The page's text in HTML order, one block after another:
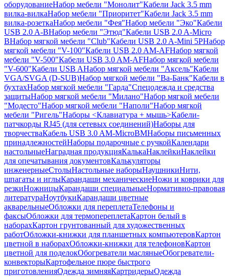
оборудованиеНабор мебели "Монолит"Кабели Jack 3.5 mm
вилка-вилкаНабор мебели "Приоритет"Кабели Jack 3.5 mm
вилка-розеткаНабор мебели "Фея"Набор мебели "Эко"Кабели
USB 2.0 A-BНабор мебели "Этюд"Кабели USB 2.0 A-Micro
BНабор мягкой мебели "Club"Кабели USB 2.0 A-Mini 5PНабор
мягкой мебели "V-100"Кабели USB 2.0 AM-AFНабор мягкой
мебели "V-500"Кабели USB 3.0 AM-AFНабор мягкой мебели
"V-600"Кабели USB AНабор мягкой мебели "Аксель"Кабели
VGA/SVGA (D-SUB)Набор мягкой мебели "Ва-Банк"Кабели в
бухтахНабор мягкой мебели "Гарда"Спецодежда и средства
защитыНабор мягкой мебели "Милано"Набор мягкой мебели
"Модесто"Набор мягкой мебели "Наполи"Набор мягкой
мебели "Ригель"Наборы <Клавиатура + мышь>Кабели-
патчкорды RJ45 (для сетевых соединений)Наборы для
творчестваКабель USB 3.0 AM-MicroBMНаборы письменных
принадлежностейНаборы подарочные с ручкойКалендари
настольныеНаградная продукцияКалькаНаклейкиНаклейки
для опечатывания документовКалькуляторы
инженерныеСтолыНастольные наборыНаушникиНити,
шпагаты и иглыКарандаши механическиеНожи и коврики для
резкиНожницыКарандаши специальныеНормативно-правовая
литератураНоутбукиКарандаши цветные
акварельныеОбложки для переплетаТелефоны и
факсыОбложки для термопереплетаКартон белый в
наборахКартон грунтованный для художественных
работОбложки-книжки для планшетных компьютеровКартон
цветной в наборахОбложки-книжки для телефоновКартон
цветной для поделокОбогреватели масляныеОбогреватели-
конвекторыКартофельное пюре быстрого
приготовленияОдежда зимняяКартридерыОдежда